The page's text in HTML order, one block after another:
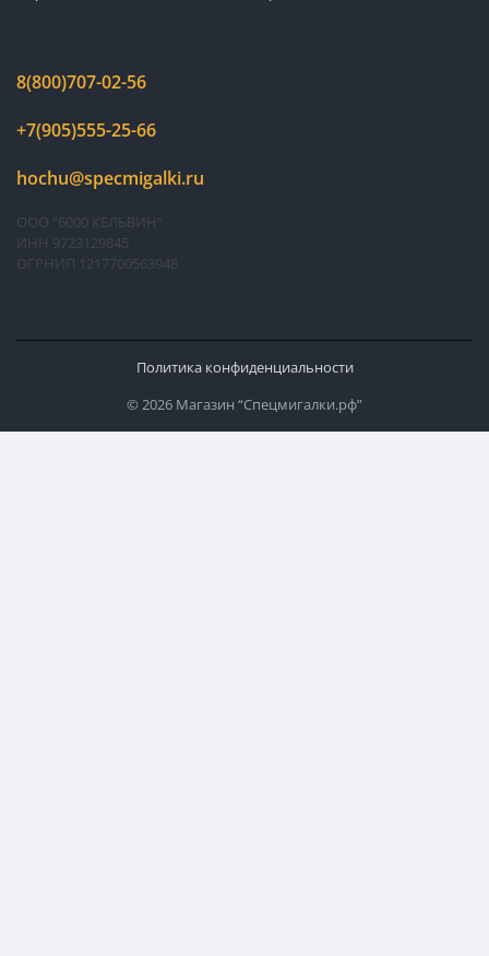
8(800)707-02-56
+7(905)555-25-66
hochu@specmigalki.ru
ООО "6000 КЕЛЬВИН"
ИНН 9723129845
ОГРНИП 1217700563948
Политика конфиденциальности
© 2026 Магазин “Спецмигалки.рф”